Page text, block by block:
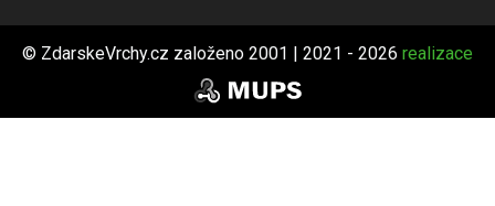
© ZdarskeVrchy.cz založeno 2001 | 2021 - 2026 realizace